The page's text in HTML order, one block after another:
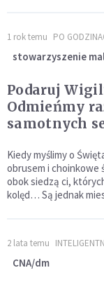
1 rok temu PO
stowarzyszenie
Podaruj
Odmieńmy
samotnych
Kiedy myślimy o
obrusem i choinkowe
obok siedzą ci,
kolęd… Są jednak
2 lata temu
CNA/dm